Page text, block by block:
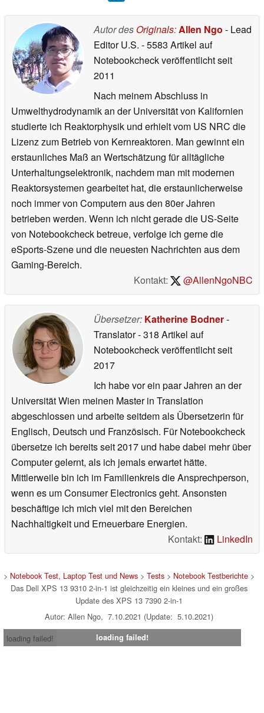
Autor des Originals:Allen Ngo - Lead
Editor U.S. - 5583 Artikel auf
Notebookcheck veröffentlichtseit
2011
Nach meinem Abschluss in
Umwelthydrodynamik an der Universität von Kalifornien
studierte ich Reaktorphysik und erhielt vom US NRC die
Lizenz zum Betrieb von Kernreaktoren. Man gewinnt ein
erstaunliches Maß an Wertschätzung für alltägliche
Unterhaltungselektronik, nachdem man mit modernen
Reaktorsystemen gearbeitet hat, die erstaunlicherweise
noch immer von Computern aus den 80er Jahren
betrieben werden. Wenn ich nicht gerade die US-Seite
von Notebookcheck betreue, verfolge ich gerne die
eSports-Szene und die neuesten Nachrichten aus dem
Gaming-Bereich.
Kontakt:
@AllenNgoNBC
Übersetzer: Katherine Bodner-
Translator- 318 Artikel auf
Notebookcheck veröffentlichtseit
2017
Ich habe vor ein paar Jahren an der
Universität Wien meinen Master in Translation
abgeschlossen und arbeite seitdem als Übersetzerin für
Englisch, Deutsch und Französisch. Für Notebookcheck
übersetze ich bereits seit 2017 und habe dabei mehr über
Computer gelernt, als ich jemals erwartet hätte.
Mittlerweile bin ich im Familienkreis die Ansprechperson,
wenn es um Consumer Electronics geht. Ansonsten
beschäftige ich mich viel mit den Bereichen
Nachhaltigkeit und Erneuerbare Energien.
Kontakt:
LinkedIn
> Notebook Test, Laptop Test und News > Tests > Notebook Testberichte >
Das Dell XPS 13 9310 2-in-1 ist gleichzeitig ein kleines und ein großes
Update des XPS 13 7390 2-in-1
Autor: Allen Ngo, 7.10.2021 (Update: 5.10.2021)
loading failed!
loading failed!